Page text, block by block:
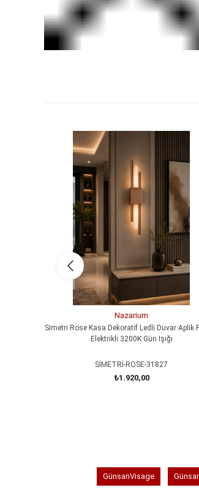
Nazarium
Simetri Rose Kasa Dekoratif Ledli Duvar Aplik
Elektrikli 3200K Gün Işığı
SİMETRİ-ROSE-31827
₺1.920,00
GünsanVisage